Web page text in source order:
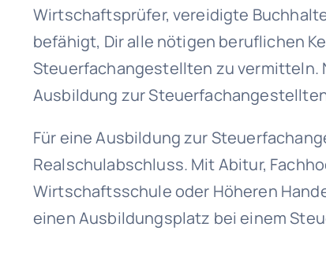
Wirtschaftsprüfer, vereidigte
befähigt, Dir alle nötigen beruflichen
Steuerfachangestellten zu vermitteln.
Ausbildung zur
Für eine Ausbildung zur
Realschulabschluss. Mit Abitur,
Wirtschaftsschule oder Höheren
einen Ausbildungsplatz bei einem